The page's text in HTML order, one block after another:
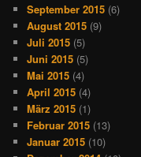
September 2015 (6)
August 2015 (9)
Juli 2015 (5)
Juni 2015 (5)
Mai 2015 (4)
April 2015 (4)
März 2015 (1)
Februar 2015 (13)
Januar 2015 (10)